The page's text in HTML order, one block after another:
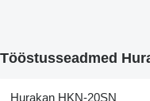
Tööstusseadmed
Hurakan HKN-20SN